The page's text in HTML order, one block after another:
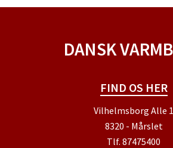
DANSK
FIND OS HER
Vilhelmsborg Alle 1
8320 - Mårslet
Tlf. 87475400